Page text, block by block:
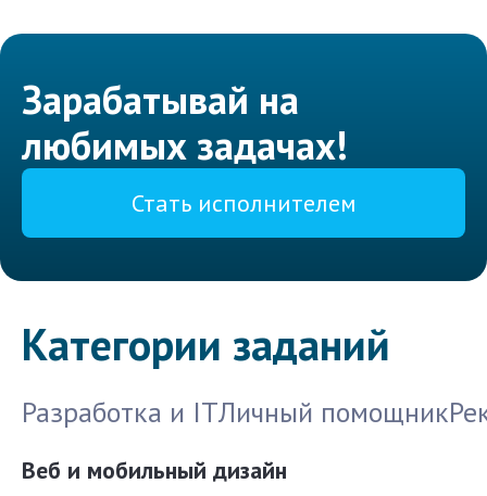
Зарабатывай на
любимых задачах!
Стать исполнителем
Категории заданий
Разработка и ITЛичный помощник
Веб и мобильный дизайн